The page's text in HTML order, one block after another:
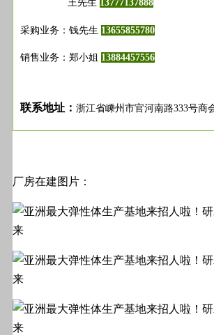
王先生 13777137888
采购业务：钱先生 13655855780
销售业务：郑小姐 13884457556
联系地址： 浙江省嵊州市官河南路333号商
厂房在建图片：